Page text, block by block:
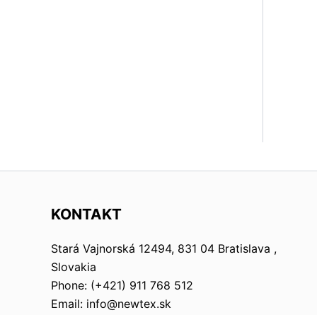
KONTAKT
Stará Vajnorská 12494, 831 04 Bratislava ,
Slovakia
Phone: (+421) 911 768 512
Email: info@newtex.sk